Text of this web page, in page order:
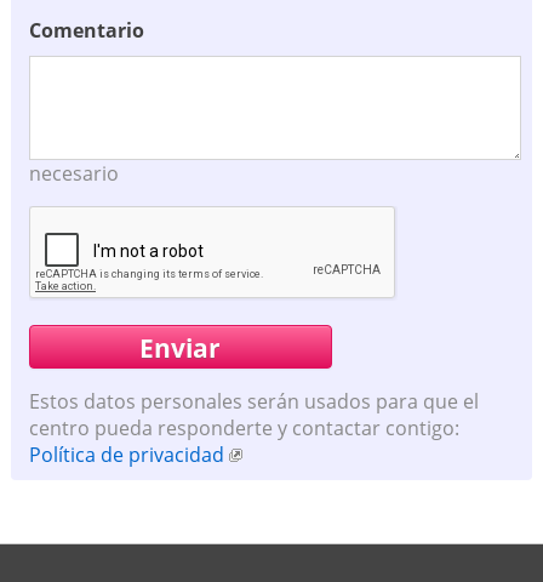
Comentario
necesario
Estos datos personales serán usados para que el
centro pueda responderte y contactar contigo:
Política de privacidad